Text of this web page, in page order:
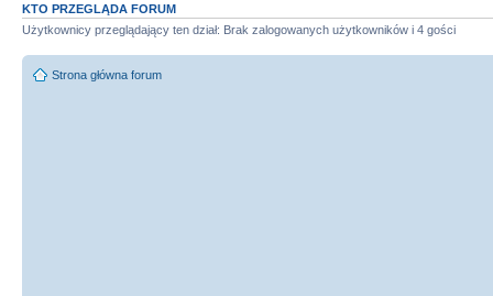
KTO PRZEGLĄDA FORUM
Użytkownicy przeglądający ten dział: Brak zalogowanych użytkowników i 4 gości
Strona główna forum